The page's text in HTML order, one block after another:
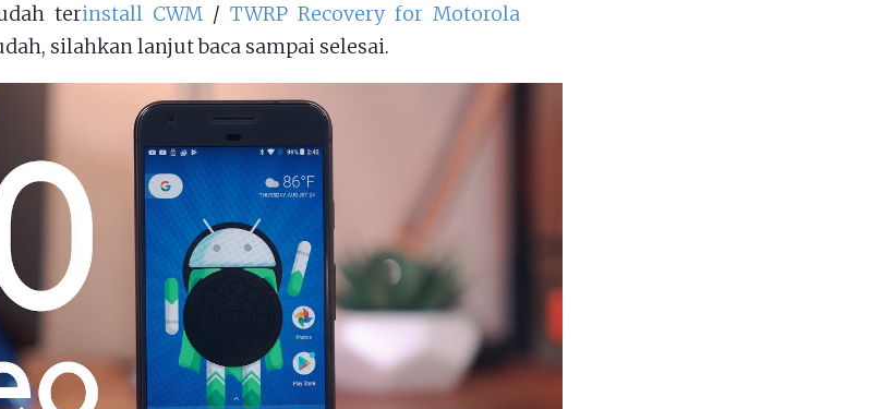
terinstall CWM / TWRP Recovery for Motorola
silahkan lanjut baca sampai selesai.